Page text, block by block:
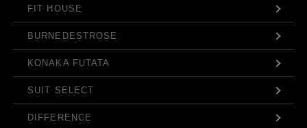
FIT HOUSE
BURNEDESTROSE
KONAKA FUTATA
SUIT SELECT
DIFFERENCE